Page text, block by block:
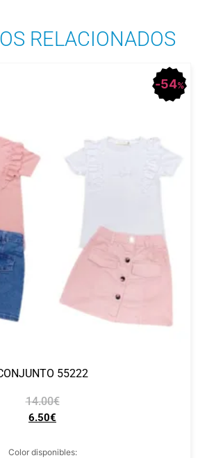
RELACIONADOS
54%
55222
14.00€
6.50€
Color disponibles: